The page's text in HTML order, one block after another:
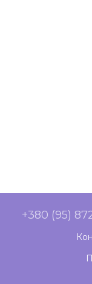
+380 (95)